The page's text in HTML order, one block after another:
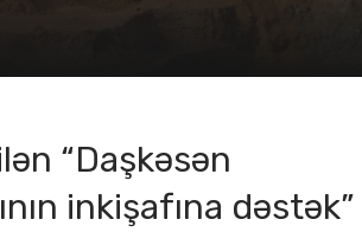
“Daşkəsən
inkişafına dəstək”